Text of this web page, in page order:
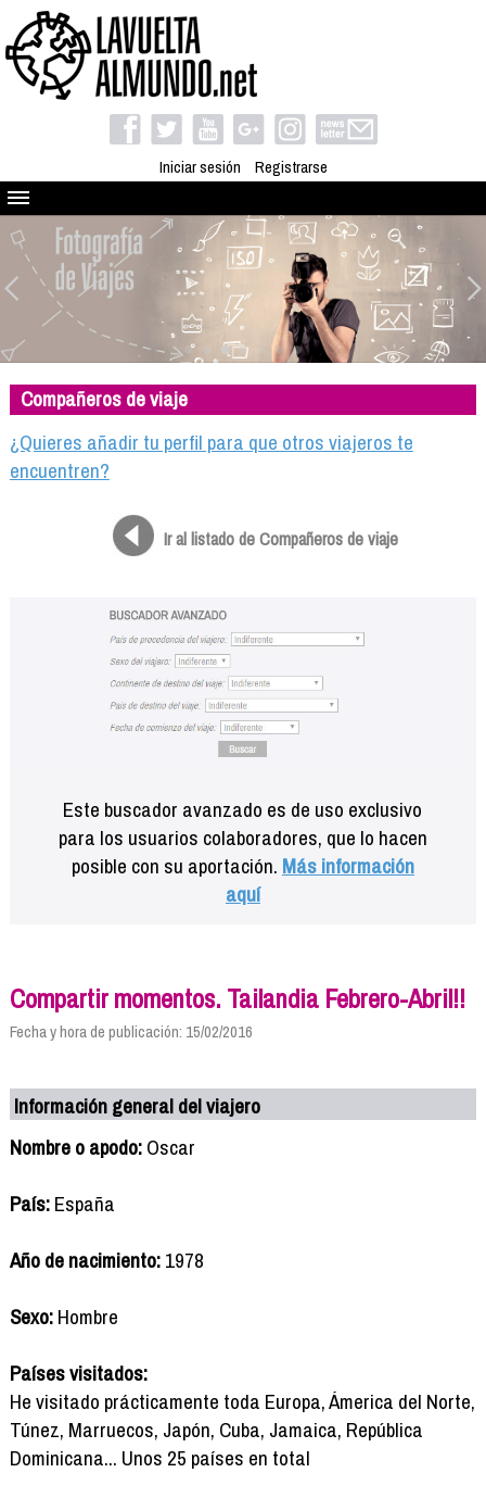
Iniciar sesión Registrarse
Quienes somos
El proyecto
Blog
Viaja con nosotros
Camino solidario
Libros
Compañeros de viaje
Compañeros de viaje
¿Quieres añadir tu perfil para que otros viajeros te
encuentren?
Ir al listado de Compañeros de viaje
Este buscador avanzado es de uso exclusivo
para los usuarios colaboradores, que lo hacen
posible con su aportación. Más información
aquí
Compartir momentos. Tailandia Febrero-Abril!!
Fecha y hora de publicación: 15/02/2016
Información general del viajero
Nombre o apodo:Oscar
País:España
Año de nacimiento:1978
Sexo:Hombre
Países visitados:
He visitado prácticamente toda Europa, Ámerica del Norte,
Túnez, Marruecos, Japón, Cuba, Jamaica, República
Dominicana... Unos 25 países en total